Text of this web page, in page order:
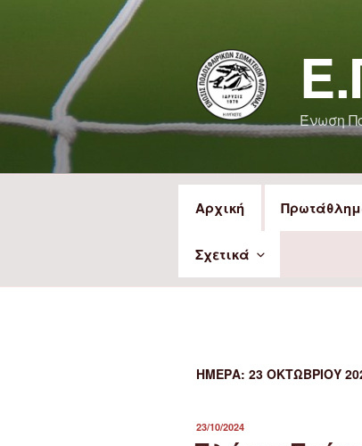
περιεχόμενο
Ένωση
Αρχική
Σχετικά
ΗΜΈΡΑ: 23 ΟΚΤΩΒΡΊΟΥ
ΔΗΜΟΣΙΕΎΤΗΚΕ
23/10/2024